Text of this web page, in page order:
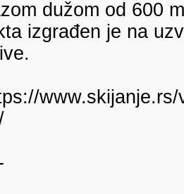
dužom od 600
izgrađen je na